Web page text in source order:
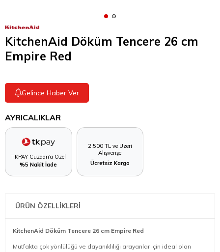
KitchenAid Döküm Tencere 26 cm
Empire Red
Gelince Haber Ver
AYRICALIKLAR
TKPAY Cüzdan'a Özel
%5 Nakit İade
2.500 TL ve Üzeri
Alışverişe
Ücretsiz Kargo
ÜRÜN ÖZELLİKLERİ
KitchenAid Döküm Tencere 26 cm Empire Red
Mutfakta çok yönlülüğü ve dayanıklılığı arayanlar için ideal olan